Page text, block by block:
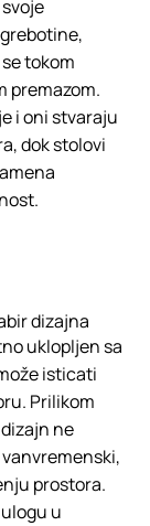
tokom
premazom.
i oni stvaraju
dok stolovi
dizajna
uklopljen sa
isticati
Prilikom
ne
prostora.
u